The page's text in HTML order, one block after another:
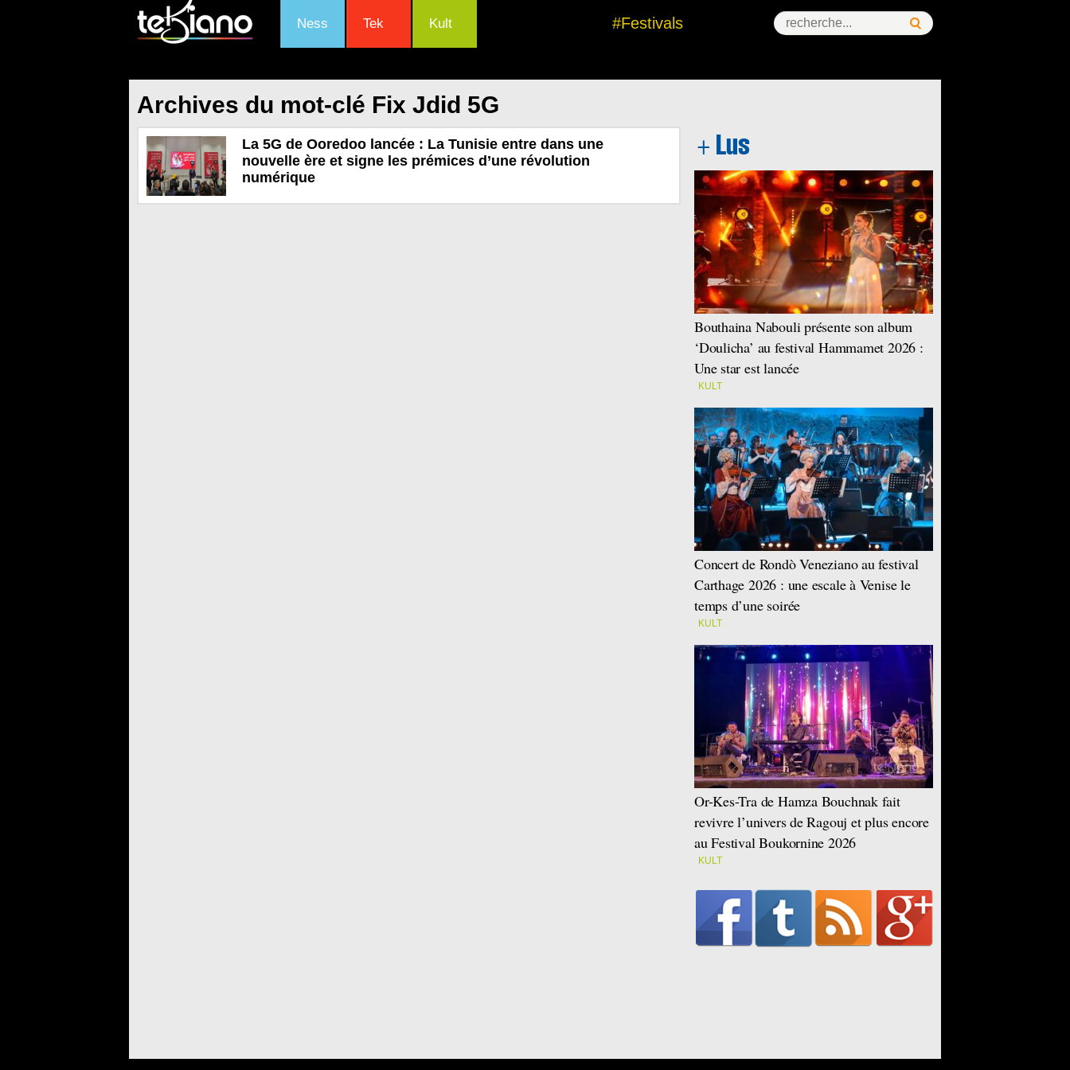
Ness Tek Kult #Festivals
Archives du mot-clé Fix Jdid 5G
La 5G de Ooredoo lancée : La Tunisie entre dans une
nouvelle ère et signe les prémices d’une révolution
numérique
Bouthaina Nabouli présente son album
‘Doulicha’ au festival Hammamet 2026 :
Une star est lancée
KULT
Concert de Rondò Veneziano au festival
Carthage 2026 : une escale à Venise le
temps d’une soirée
KULT
Or-Kes-Tra de Hamza Bouchnak fait
revivre l’univers de Ragouj et plus encore
au Festival Boukornine 2026
KULT